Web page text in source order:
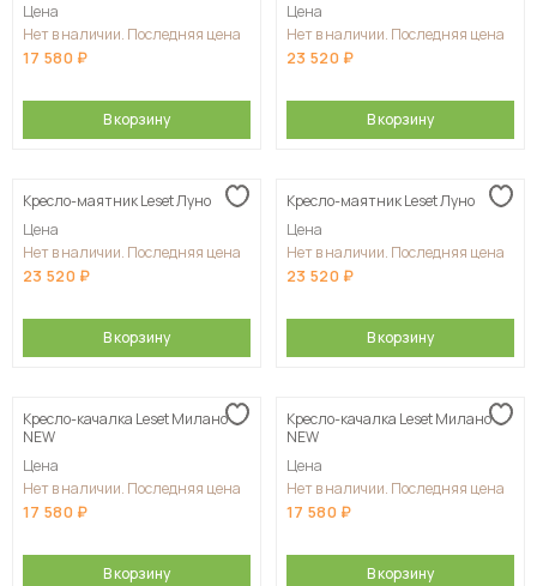
Цена
Нет в наличии. Последняя цена
17 580
В корзину
Цена
Нет в наличии. Последняя цена
23 520
В корзину
Кресло-маятник Leset Луно
Цена
Нет в наличии. Последняя цена
23 520
В корзину
Кресло-маятник Leset Луно
Цена
Нет в наличии. Последняя цена
23 520
В корзину
Кресло-качалка Leset Милано
NEW
Цена
Нет в наличии. Последняя цена
17 580
В корзину
Кресло-качалка Leset Милано
NEW
Цена
Нет в наличии. Последняя цена
17 580
В корзину